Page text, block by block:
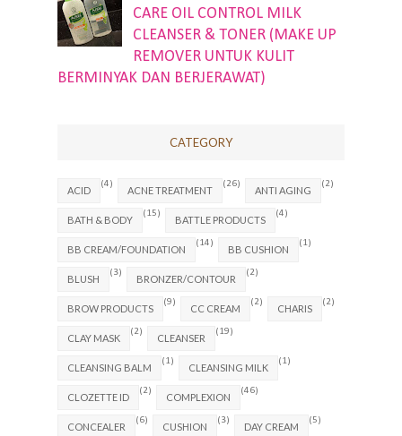
CARE OIL CONTROL MILK
CLEANSER & TONER (MAKE UP
REMOVER UNTUK KULIT
BERMINYAK DAN BERJERAWAT)
CATEGORY
ACID
(4)
ACNE TREATMENT
(26)
ANTI AGING
(2)
BATH & BODY
(15)
BATTLE PRODUCTS
(4)
BB CREAM/FOUNDATION
(14)
BB CUSHION
(1)
BLUSH
(3)
BRONZER/CONTOUR
(2)
BROW PRODUCTS
(9)
CC CREAM
(2)
CHARIS
(2)
CLAY MASK
(2)
CLEANSER
(19)
CLEANSING BALM
(1)
CLEANSING MILK
(1)
CLOZETTE ID
(2)
COMPLEXION
(46)
CONCEALER
(6)
CUSHION
(3)
DAY CREAM
(5)